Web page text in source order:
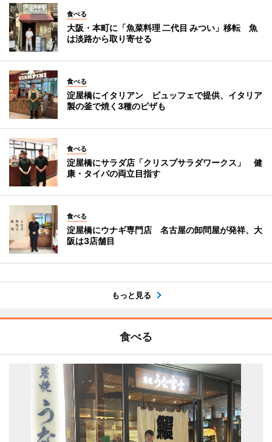
食べる
大阪・本町に「魚菜料理 二代目 みつい」移転 魚
は淡路から取り寄せる
食べる
淀屋橋にイタリアン ビュッフェで提供、イタリア
製の釜で焼く3種のピザも
食べる
淀屋橋にサラダ店「クリスプサラダワークス」 健
康・タイパの両立目指す
食べる
淀屋橋にウナギ専門店 名古屋の卸問屋が発祥、大
阪は3店舗目
もっと見る
食べる